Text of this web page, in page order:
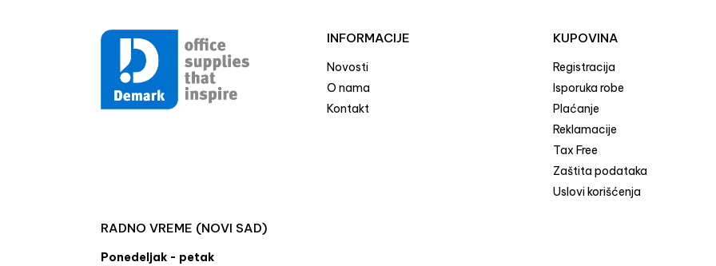
INFORMACIJE
Novosti
O nama
Kontakt
KUPOVINA
Registracija
Isporuka robe
Plaćanje
Reklamacije
Tax Free
Zaštita podataka
Uslovi korišćenja
RADNO VREME (NOVI SAD)
Ponedeljak - petak